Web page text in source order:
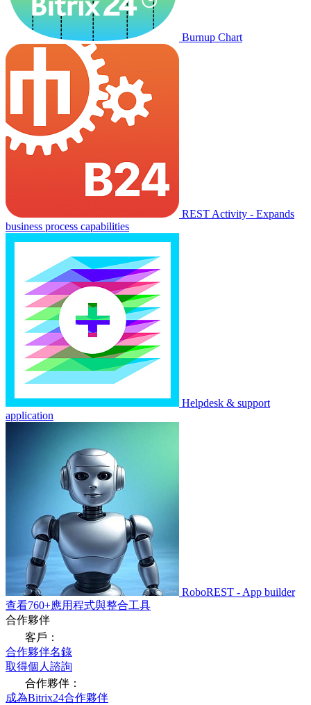
Burnup Chart
REST Activity - Expands
business process capabilities
Helpdesk & support
application
RoboREST - App builder
查看760+應用程式與整合工具
合作夥伴
客戶：
合作夥伴名錄
取得個人諮詢
合作夥伴：
成為Bitrix24合作夥伴